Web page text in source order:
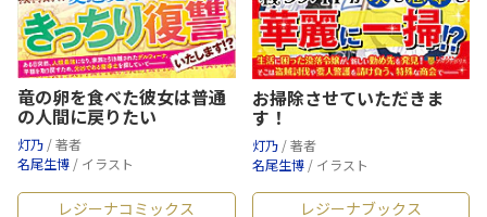
竜の卵を食べた彼女は普通
の人間に戻りたい
灯乃 / 著者
名尾生博 / イラスト
お掃除させていただきま
す！
灯乃 / 著者
名尾生博 / イラスト
レジーナコミックス レジーナブックス